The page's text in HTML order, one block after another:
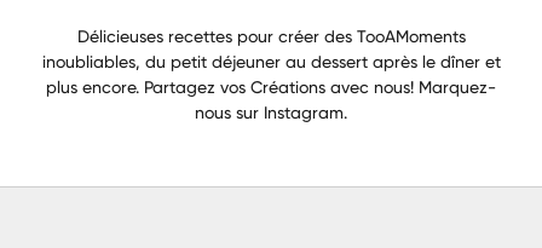
Délicieuses recettes pour créer des TooAMoments
inoubliables, du petit déjeuner au dessert après le dîner et
plus encore. Partagez vos Créations avec nous! Marquez-
nous sur Instagram.